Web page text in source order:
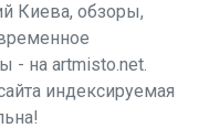
Киева, обзоры,
- на artmisto.net.
индексируемая